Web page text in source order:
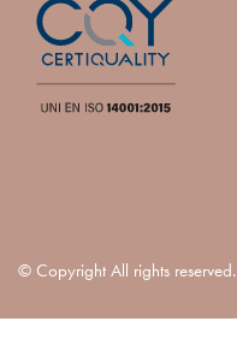
© Copyright All rights reserved.